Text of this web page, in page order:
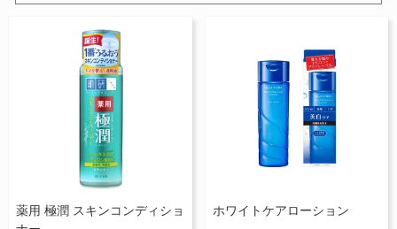
薬用 極潤 スキンコンディショ
ホワイトケアローション